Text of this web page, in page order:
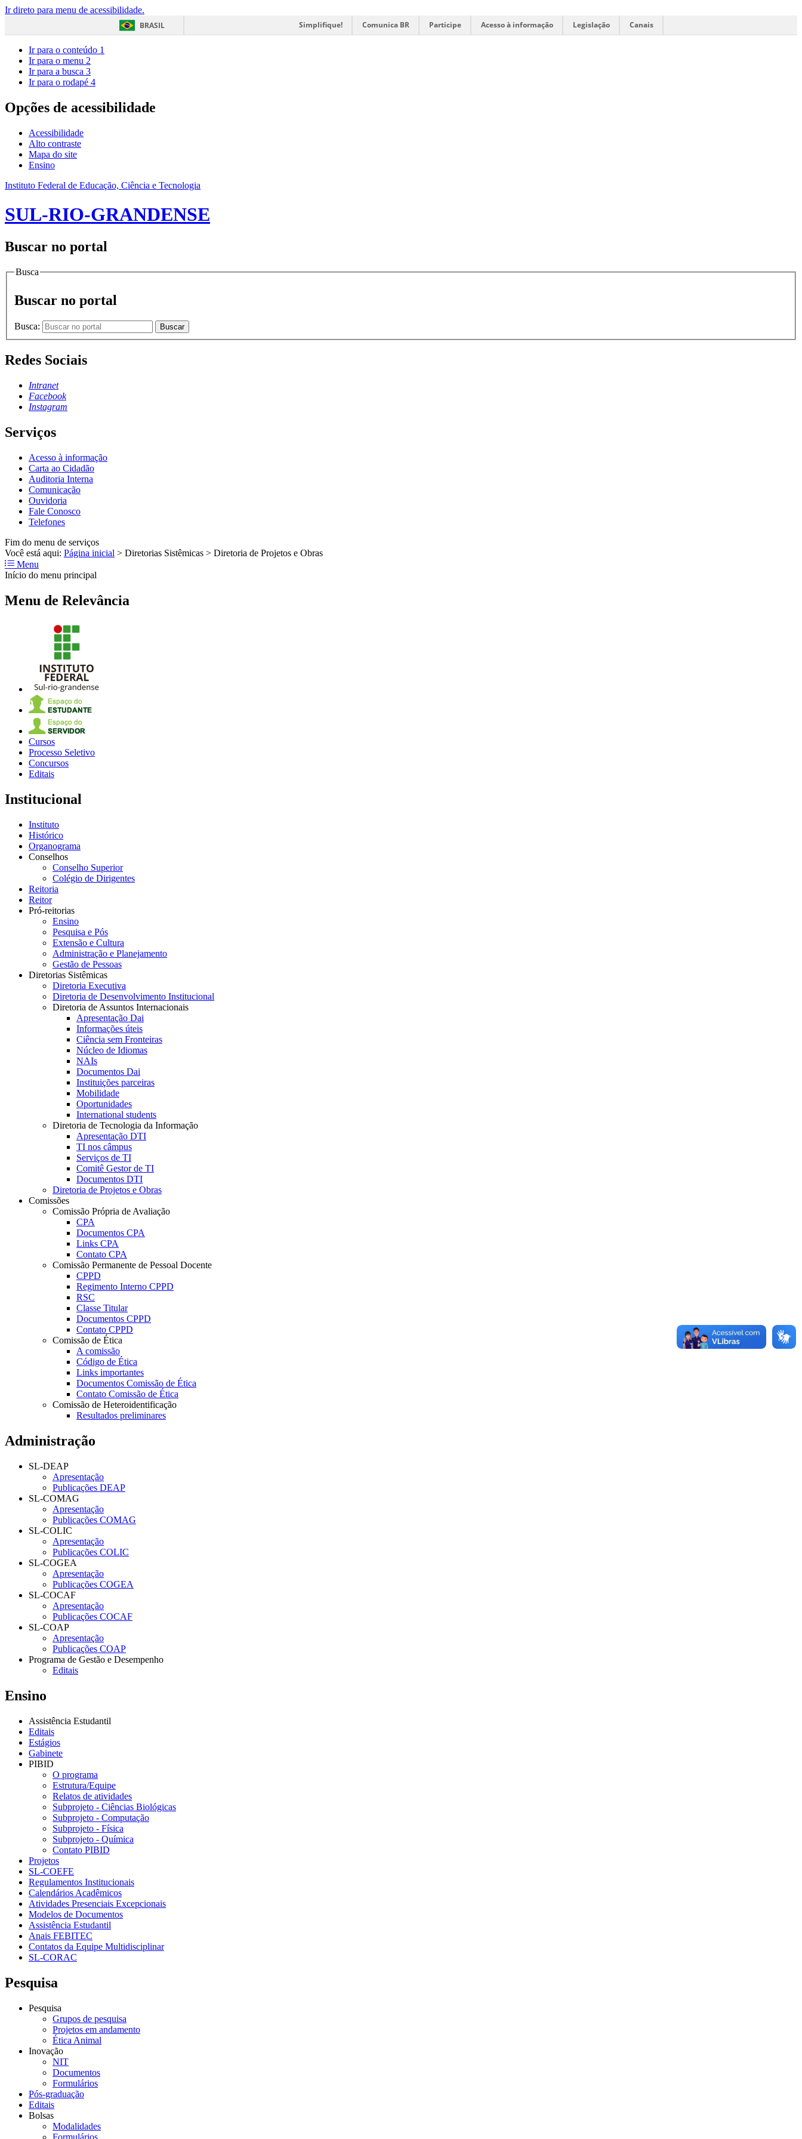
Ir direto para menu de acessibilidade.
BRASIL
Simplifique! Comunica BR Participe Acesso à informação Legislação Canais
Ir para o conteúdo 1
Ir para o menu 2
Ir para a busca 3
Ir para o rodapé 4
Opções de acessibilidade
Acessibilidade
Alto contraste
Mapa do site
Ensino
Instituto Federal de Educação, Ciência e Tecnologia
SUL-RIO-GRANDENSE
Buscar no portal
Busca
Buscar no portal
Busca: Buscar
Redes Sociais
Intranet
Facebook
Instagram
Serviços
Acesso à informação
Carta ao Cidadão
Auditoria Interna
Comunicação
Ouvidoria
Fale Conosco
Telefones
Fim do menu de serviços
Você está aqui: Página inicial > Diretorias Sistêmicas > Diretoria de Projetos e Obras
Menu
Início do menu principal
Menu de Relevância
Cursos
Processo Seletivo
Concursos
Editais
Institucional
Instituto
Histórico
Organograma
Conselhos
Conselho Superior
Colégio de Dirigentes
Reitoria
Reitor
Pró-reitorias
Ensino
Pesquisa e Pós
Extensão e Cultura
Administração e Planejamento
Gestão de Pessoas
Diretorias Sistêmicas
Diretoria Executiva
Diretoria de Desenvolvimento Institucional
Diretoria de Assuntos Internacionais
Apresentação Dai
Informações úteis
Ciência sem Fronteiras
Núcleo de Idiomas
NAIs
Documentos Dai
Instituições parceiras
Mobilidade
Oportunidades
International students
Diretoria de Tecnologia da Informação
Apresentação DTI
TI nos câmpus
Serviços de TI
Comitê Gestor de TI
Documentos DTI
Diretoria de Projetos e Obras
Comissões
Comissão Própria de Avaliação
CPA
Documentos CPA
Links CPA
Contato CPA
Comissão Permanente de Pessoal Docente
CPPD
Regimento Interno CPPD
RSC
Classe Titular
Documentos CPPD
Contato CPPD
Comissão de Ética
A comissão
Código de Ética
Links importantes
Documentos Comissão de Ética
Contato Comissão de Ética
Comissão de Heteroidentificação
Resultados preliminares
Administração
SL-DEAP
Apresentação
Publicações DEAP
SL-COMAG
Apresentação
Publicações COMAG
SL-COLIC
Apresentação
Publicações COLIC
SL-COGEA
Apresentação
Publicações COGEA
SL-COCAF
Apresentação
Publicações COCAF
SL-COAP
Apresentação
Publicações COAP
Programa de Gestão e Desempenho
Editais
Ensino
Assistência Estudantil
Editais
Estágios
Gabinete
PIBID
O programa
Estrutura/Equipe
Relatos de atividades
Subprojeto - Ciências Biológicas
Subprojeto - Computação
Subprojeto - Física
Subprojeto - Química
Contato PIBID
Projetos
SL-COEFE
Regulamentos Institucionais
Calendários Acadêmicos
Atividades Presenciais Excepcionais
Modelos de Documentos
Assistência Estudantil
Anais FEBITEC
Contatos da Equipe Multidisciplinar
SL-CORAC
Pesquisa
Pesquisa
Grupos de pesquisa
Projetos em andamento
Ética Animal
Inovação
NIT
Documentos
Formulários
Pós-graduação
Editais
Bolsas
Modalidades
Formulários